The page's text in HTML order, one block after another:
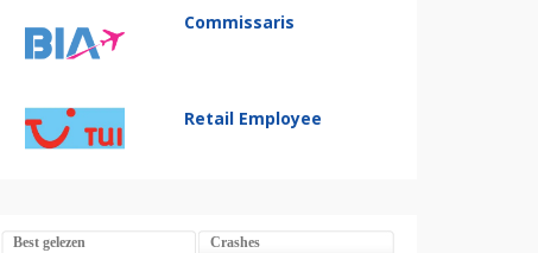
Commissaris
Retail Employee
Best gelezen Crashes